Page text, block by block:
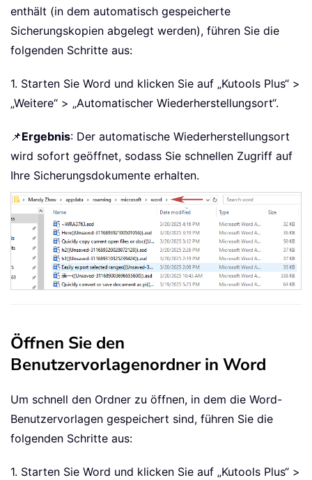
enthält (in dem automatisch gespeicherte
Sicherungskopien abgelegt werden), führen Sie die
folgenden Schritte aus:
1. Starten Sie Word und klicken Sie auf „Kutools Plus“ >
„Weitere“ > „Automatischer Wiederherstellungsort“.
📌Ergebnis: Der automatische Wiederherstellungsort
wird sofort geöffnet, sodass Sie schnellen Zugriff auf
Ihre Sicherungsdokumente erhalten.
Öffnen Sie den
Benutzervorlagenordner in Word
Um schnell den Ordner zu öffnen, in dem die Word-
Benutzervorlagen gespeichert sind, führen Sie die
folgenden Schritte aus:
1. Starten Sie Word und klicken Sie auf „Kutools Plus“ >